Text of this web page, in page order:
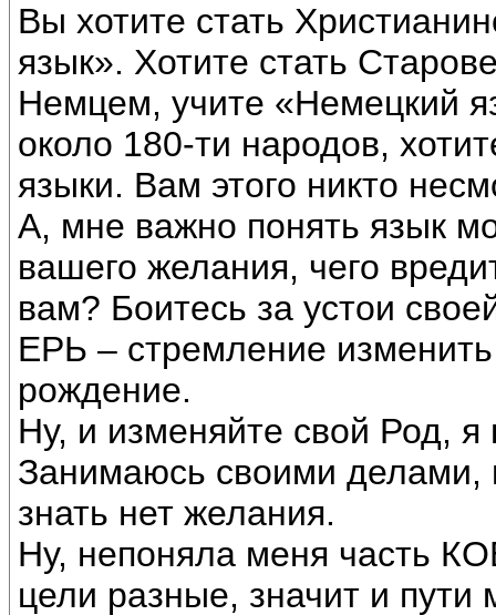
Вы хотите стать
язык». Хотите стать
Немцем, учите «Немецкий
около 180-ти народов,
языки. Вам этого никто
А, мне важно понять язык
вашего желания, чего
вам? Боитесь за устои
ЕРЬ – стремление
рождение.
Ну, и изменяйте свой Род,
Занимаюсь своими делами,
знать нет желания.
Ну, непоняла меня часть
цели разные, значит и пути